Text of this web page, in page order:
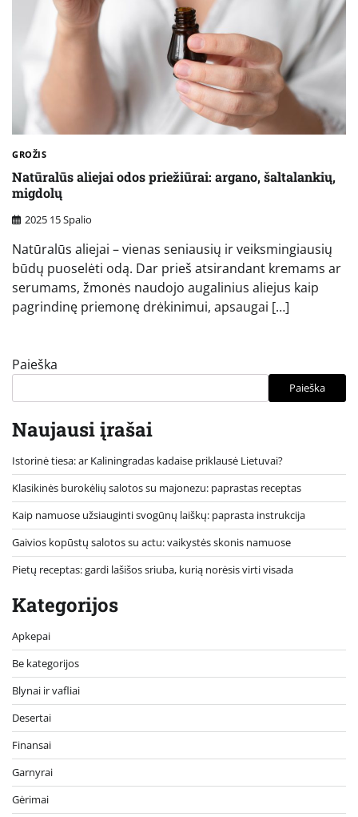
GROŽIS
Natūralūs aliejai odos priežiūrai: argano, šaltalankių,
migdolų
2025 15 Spalio
Natūralūs aliejai – vienas seniausių ir veiksmingiausių
būdų puoselėti odą. Dar prieš atsirandant kremams ar
serumams, žmonės naudojo augalinius aliejus kaip
pagrindinę priemonę drėkinimui, apsaugai […]
Paieška
Paieška
Naujausi įrašai
Istorinė tiesa: ar Kaliningradas kadaise priklausė Lietuvai?
Klasikinės burokėlių salotos su majonezu: paprastas receptas
Kaip namuose užsiauginti svogūnų laiškų: paprasta instrukcija
Gaivios kopūstų salotos su actu: vaikystės skonis namuose
Pietų receptas: gardi lašišos sriuba, kurią norėsis virti visada
Kategorijos
Apkepai
Be kategorijos
Blynai ir vafliai
Desertai
Finansai
Garnyrai
Gėrimai